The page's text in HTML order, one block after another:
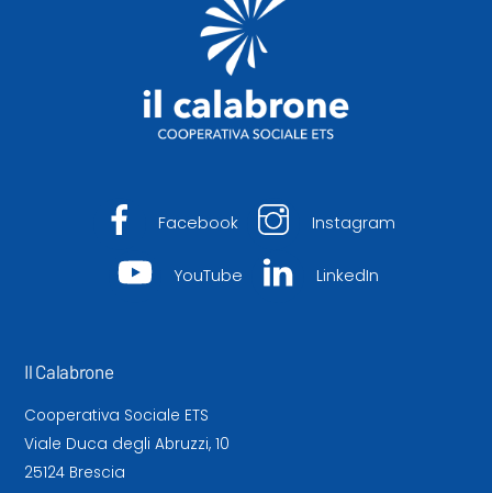
Facebook Instagram
YouTube LinkedIn
Il Calabrone
Cooperativa Sociale ETS
Viale Duca degli Abruzzi, 10
25124 Brescia